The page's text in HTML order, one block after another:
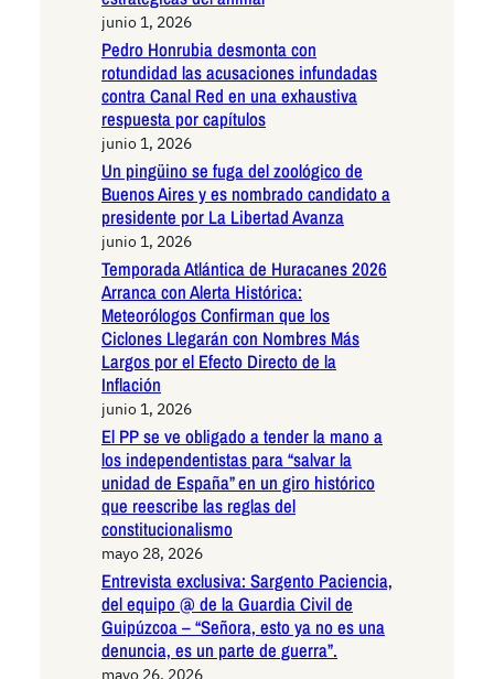
junio 1, 2026
Pedro Honrubia desmonta con
rotundidad las acusaciones infundadas
contra Canal Red en una exhaustiva
respuesta por capítulos
junio 1, 2026
Un pingüino se fuga del zoológico de
Buenos Aires y es nombrado candidato a
presidente por La Libertad Avanza
junio 1, 2026
Temporada Atlántica de Huracanes 2026
Arranca con Alerta Histórica:
Meteorólogos Confirman que los
Ciclones Llegarán con Nombres Más
Largos por el Efecto Directo de la
Inflación
junio 1, 2026
El PP se ve obligado a tender la mano a
los independentistas para “salvar la
unidad de España” en un giro histórico
que reescribe las reglas del
constitucionalismo
mayo 28, 2026
Entrevista exclusiva: Sargento Paciencia,
del equipo @ de la Guardia Civil de
Guipúzcoa – “Señora, esto ya no es una
denuncia, es un parte de guerra”.
mayo 26, 2026